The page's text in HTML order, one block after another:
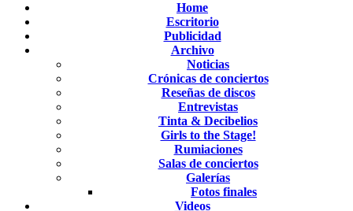
Home
Escritorio
Publicidad
Archivo
Noticias
Crónicas de conciertos
Reseñas de discos
Entrevistas
Tinta & Decibelios
Girls to the Stage!
Rumiaciones
Salas de conciertos
Galerías
Fotos finales
Videos